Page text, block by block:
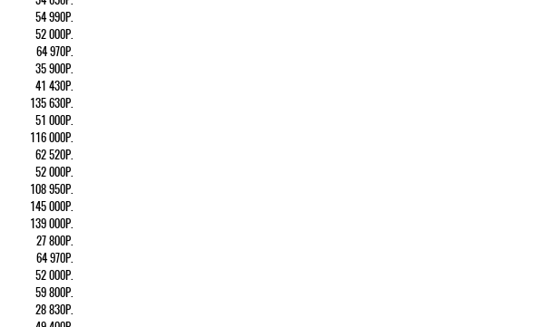
54 990Р.
52 000Р.
64 970Р.
35 900Р.
41 430Р.
135 630Р.
51 000Р.
116 000Р.
62 520Р.
52 000Р.
108 950Р.
145 000Р.
139 000Р.
27 800Р.
64 970Р.
52 000Р.
59 800Р.
28 830Р.